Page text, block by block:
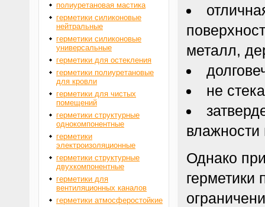
металл,
не
влажности
Однако
герметики
полиуретановая мастика
герметики силиконовые
нейтральные
герметики силиконовые
универсальные
герметики для остекления
герметики полиуретановые
для кровли
герметики для чистых
помещений
герметики структурные
однокомпонентные
герметики
электроизоляционные
герметики структурные
двухкомпонентные
герметики для
вентиляционных каналов
герметики атмосферостойкие